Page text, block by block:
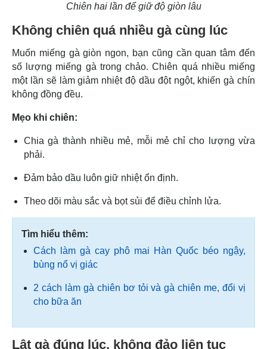
Chiên hai lần để giữ độ giòn lâu
Không chiên quá nhiều gà cùng lúc
Muốn miếng gà giòn ngon, bạn cũng cần quan tâm đến
số lượng miếng gà trong chảo. Chiên quá nhiều miếng
một lần sẽ làm giảm nhiệt độ dầu đột ngột, khiến gà chín
không đồng đều.
Mẹo khi chiên:
Chia gà thành nhiều mẻ, mỗi mẻ chỉ cho lượng vừa
phải.
Đảm bảo dầu luôn giữ nhiệt ổn định.
Theo dõi màu sắc và bọt sủi để điều chỉnh lửa.
Tìm hiểu thêm:
Cách làm gà cay phô mai Hàn Quốc béo ngậy,
bùng nổ vị giác
2 cách làm gà chiên bơ tỏi và gà chiên me, đổi vị
cho bữa ăn
Lật gà đúng lúc, không đảo liên tục